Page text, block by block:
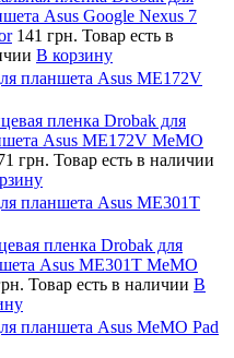
Asus Google Nexus 7
141 грн. Товар есть в
В корзину
планшета Asus ME172V
пленка Drobak для
Asus ME172V MeMO
грн. Товар есть в наличии
планшета Asus ME301T
пленка Drobak для
Asus ME301T MeMO
Товар есть в наличии В
планшета Asus MeMO Pad